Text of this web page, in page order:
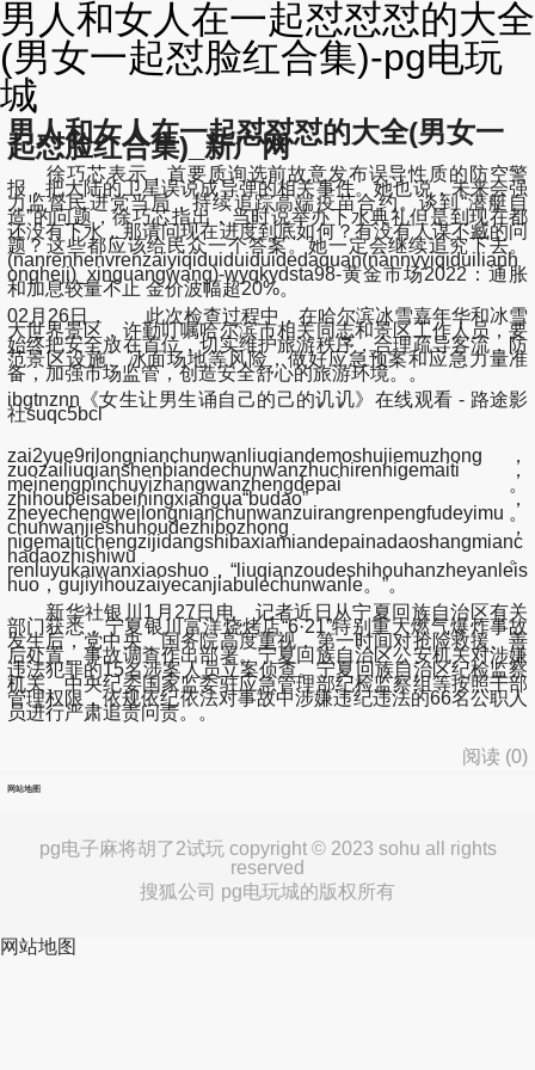
男人和女人在一起怼怼怼的大全
(男女一起怼脸红合集)-pg电玩
城
男人和女人在一起怼怼怼的大全(男女一
起怼脸红合集)_新广网
徐巧芯表示，首要质询选前故意发布误导性质的防空警
报，把大陆的卫星误说成导弹的相关事件。她也说，未来会强
力监督民进党当局，持续追踪高端疫苗合约。谈到“潜艇自
造”的问题，徐巧芯指出，当时说举办下水典礼但是到现在都
还没有下水，那请问现在进度到底如何？有没有人谋不臧的问
题？这些都应该给民众一个答案。她一定会继续追究下去。
(nanrenhenvrenzaiyiqiduiduiduidedaquan(nannvyiqiduilianh
ongheji)_xinguangwang)-wyqkydsta98-黄金市场2022：通胀
和加息较量不止 金价波幅超20%。
02月26日， 此次检查过程中，在哈尔滨冰雪嘉年华和冰雪
大世界景区，许勤叮嘱哈尔滨市相关同志和景区工作人员，要
始终把安全放在首位，切实维护旅游秩序，合理疏导客流，防
范景区设施、冰面场地等风险，做好应急预案和应急力量准
备，加强市场监管，创造安全舒心的旅游环境。。
ibgtnznn《女生让男生诵自己的己的讥讥》在线观看 - 路途影
社suqc5bcl
zai2yue9rilongnianchunwanliuqiandemoshujiemuzhong，
zuozailiuqianshenbiandechunwanzhuchirennigemaiti，
meinengpinchuyizhangwanzhengdepai。
zhihoubeisabeiningxiangua“budao”，
zheyechengweilongnianchunwanzuirangrenpengfudeyimu。
chunwanjieshuhoudezhibozhong，
nigemaitichengzijidangshibaxiamiandepainadaoshangmianc
hadaozhishiwu。
renluyukaiwanxiaoshuo，“liuqianzoudeshihouhanzheyanleis
huo，gujiyihouzaiyecanjiabulechunwanle。”。
新华社银川1月27日电 记者近日从宁夏回族自治区有关
部门获悉，宁夏银川富洋烧烤店“6·21”特别重大燃气爆炸事故
发生后，党中央、国务院高度重视，第一时间对抢险救援、善
后处置、事故调查作出部署。宁夏回族自治区公安机关对涉嫌
违法犯罪的15名涉案人员立案侦查。宁夏回族自治区纪检监察
机关、中央纪委国家监委驻应急管理部纪检监察组等按照干部
管理权限，依规依纪依法对事故中涉嫌违纪违法的66名公职人
员进行严肃追责问责。。
阅读 (0)
网站地图
pg电子麻将胡了2试玩 copyright © 2023 sohu all rights
reserved
搜狐公司 pg电玩城的版权所有
网站地图